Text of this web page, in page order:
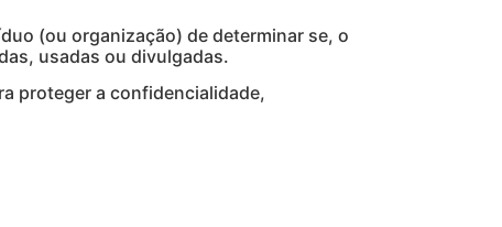
(ou organização) de determinar se, o
usadas ou divulgadas.
proteger a confidencialidade,